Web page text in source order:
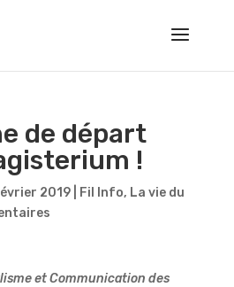
de départ
!
2019| Fil Info, La vie du
et Communication des